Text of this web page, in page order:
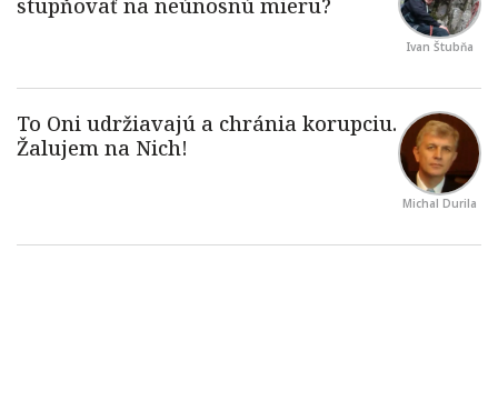
Ivan Štubňa
Michal Durila